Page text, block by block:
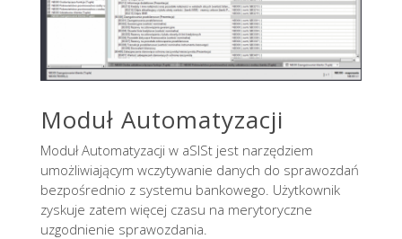
Moduł Automatyzacji
Moduł Automatyzacji w aSISt jest narzędziem
umożliwiającym wczytywanie danych do sprawozdań
bezpośrednio z systemu bankowego. Użytkownik
zyskuje zatem więcej czasu na merytoryczne
uzgodnienie sprawozdania.